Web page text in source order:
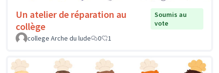
Un atelier de réparation au
collège
Soumis au
vote
college Arche du lude
0 1